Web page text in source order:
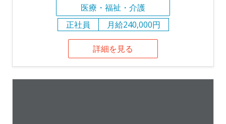
医療・福祉・介護
正社員
月給240,000円
詳細を見る